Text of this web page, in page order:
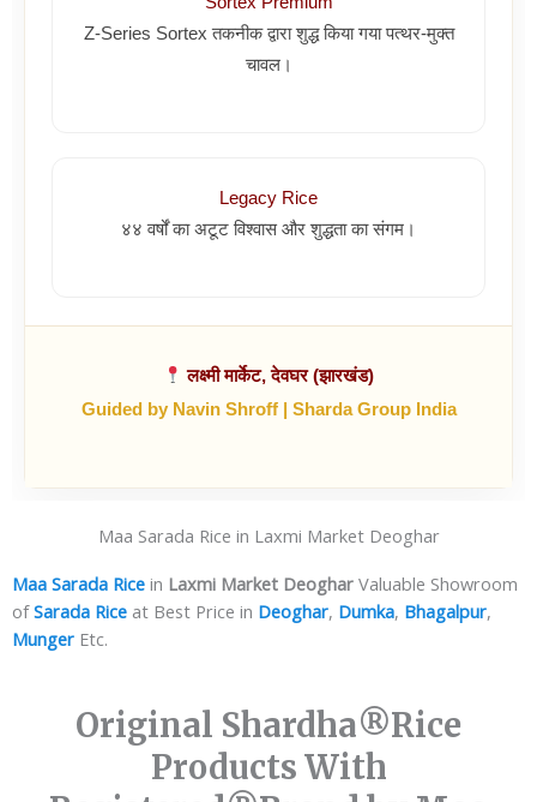
Z-Series Sortex तकनीक द्वारा शुद्ध किया गया पत्थर-मुक्त
चावल।
Legacy Rice
४४ वर्षों का अटूट विश्वास और शुद्धता का संगम।
लक्ष्मी मार्केट, देवघर (झारखंड)
Guided by Navin Shroff | Sharda Group India
Maa Sarada Rice in Laxmi Market Deoghar
Maa Sarada Rice in Laxmi Market Deoghar Valuable Showroom
ofSarada Rice at Best Price in Deoghar, Dumka, Bhagalpur,
Munger Etc.
Original Shardha®️Rice
Products With